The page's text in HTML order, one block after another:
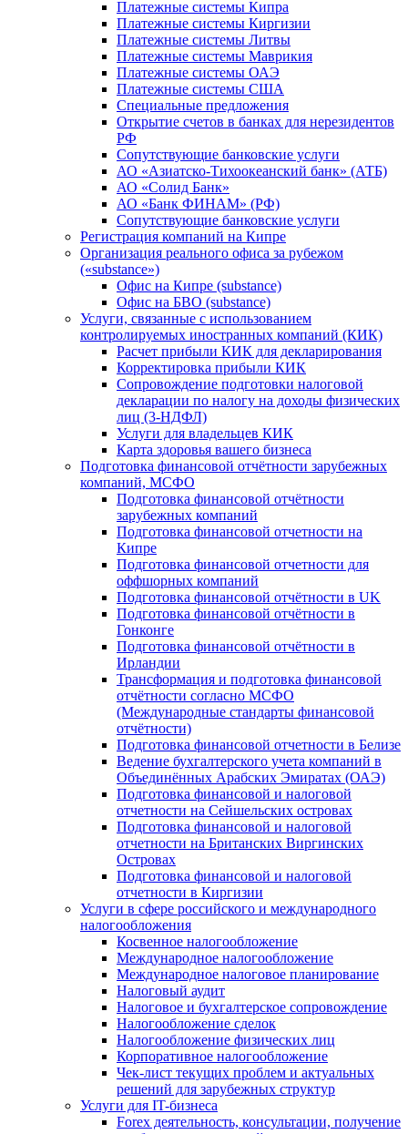
Платежные системы Кипра
Платежные системы Киргизии
Платежные системы Литвы
Платежные системы Маврикия
Платежные системы ОАЭ
Платежные системы США
Специальные предложения
Открытие счетов в банках для нерезидентов
РФ
Сопутствующие банковские услуги
АО «Азиатско-Тихоокеанский банк» (АТБ)
АО «Солид Банк»
АО «Банк ФИНАМ» (РФ)
Сопутствующие банковские услуги
Регистрация компаний на Кипре
Организация реального офиса за рубежом
(«substance»)
Офис на Кипре (substance)
Офис на БВО (substance)
Услуги, связанные с использованием
контролируемых иностранных компаний (КИК)
Расчет прибыли КИК для декларирования
Корректировка прибыли КИК
Сопровождение подготовки налоговой
декларации по налогу на доходы физических
лиц (3-НДФЛ)
Услуги для владельцев КИК
Карта здоровья вашего бизнеса
Подготовка финансовой отчётности зарубежных
компаний, МСФО
Подготовка финансовой отчётности
зарубежных компаний
Подготовка финансовой отчетности на
Кипре
Подготовка финансовой отчетности для
оффшорных компаний
Подготовка финансовой отчётности в UK
Подготовка финансовой отчётности в
Гонконге
Подготовка финансовой отчётности в
Ирландии
Трансформация и подготовка финансовой
отчётности согласно МСФО
(Международные стандарты финансовой
отчётности)
Подготовка финансовой отчетности в Белизе
Ведение бухгалтерского учета компаний в
Объединённых Арабских Эмиратах (ОАЭ)
Подготовка финансовой и налоговой
отчетности на Сейшельских островах
Подготовка финансовой и налоговой
отчетности на Британских Виргинских
Островах
Подготовка финансовой и налоговой
отчетности в Киргизии
Услуги в сфере российского и международного
налогообложения
Косвенное налогообложение
Международное налогообложение
Международное налоговое планирование
Налоговый аудит
Налоговое и бухгалтерское сопровождение
Налогообложение сделок
Налогообложение физических лиц
Корпоративное налогообложение
Чек-лист текущих проблем и актуальных
решений для зарубежных структур
Услуги для IT-бизнеса
Forex деятельность, консультации, получение